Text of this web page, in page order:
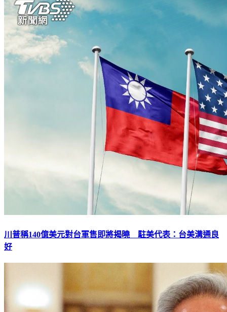
川普稱140億美元對台軍售即將揭曉 駐美代表：台美溝通良
好